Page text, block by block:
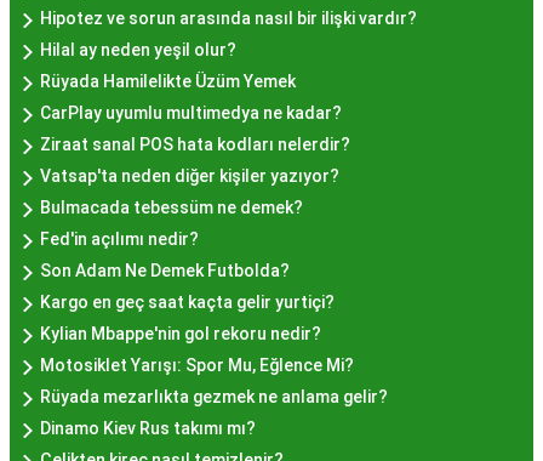
lokmalarının fiyatları uygun olup, lezzetin
kalitesiyle uyumlu bir deneyim sunar. İstanbul'da
farklı mekanlarda çeşitli fiyat seçeneklerini
değerlendirerek, bütçenize uygun bir hayır lokması
bulabilirsiniz.
Hayır Lokması İstanbul
Deneyiminde Nelere Dikkat
Edilmeli?
İstanbul'da hayır lokması deneyimini daha özel
kılmak için birkaç öneri:
Geleneksel Mekanları Tercih Edin:Tarihi
semtlerdeki geleneksel pastanelerde hayır
Hipotez ve sorun arasında nasıl bir ilişki vardır?
Hilal ay neden yeşil olur?
Rüyada Hamilelikte Üzüm Yemek
CarPlay uyumlu multimedya ne kadar?
Ziraat sanal POS hata kodları nelerdir?
Vatsap'ta neden diğer kişiler yazıyor?
Bulmacada tebessüm ne demek?
Fed'in açılımı nedir?
Son Adam Ne Demek Futbolda?
Kargo en geç saat kaçta gelir yurtiçi?
Kylian Mbappe'nin gol rekoru nedir?
Motosiklet Yarışı: Spor Mu, Eğlence Mi?
Rüyada mezarlıkta gezmek ne anlama gelir?
Dinamo Kiev Rus takımı mı?